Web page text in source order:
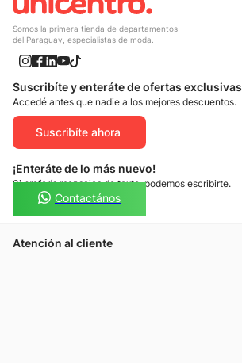
Somos la primera tienda de departamentos
del Paraguay, especialistas de moda.
Suscribíte y enteráte de ofertas exclusivas
Accedé antes que nadie a los mejores descuentos.
Suscribíte ahora
¡Enteráte de lo más nuevo!
Si preferís mensajes de texto, podemos escribirte.
Contactános
Atención al cliente